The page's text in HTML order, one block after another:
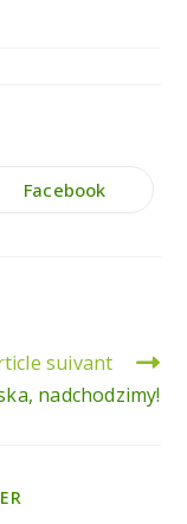
Facebook
suivant
nadchodzimy!